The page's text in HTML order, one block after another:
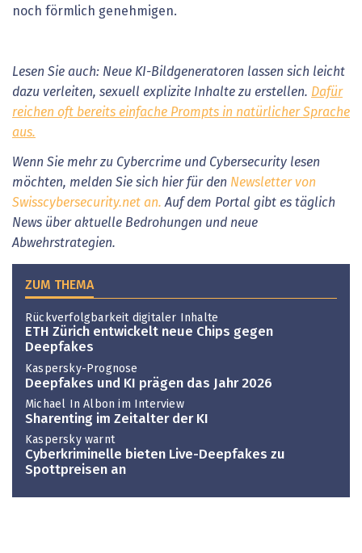
noch förmlich genehmigen.
Lesen Sie auch: Neue KI-Bildgeneratoren lassen sich leicht
dazu verleiten, sexuell explizite Inhalte zu erstellen. Dafür
reichen oft bereits einfache Prompts in natürlicher Sprache
aus.
Wenn Sie mehr zu Cybercrime und Cybersecurity lesen
möchten, melden Sie sich hier für den Newsletter von
Swisscybersecurity.net an. Auf dem Portal gibt es täglich
News über aktuelle Bedrohungen und neue
Abwehrstrategien.
ZUM THEMA
Rückverfolgbarkeit digitaler Inhalte
ETH Zürich entwickelt neue Chips gegen
Deepfakes
Kaspersky-Prognose
Deepfakes und KI prägen das Jahr 2026
Michael In Albon im Interview
Sharenting im Zeitalter der KI
Kaspersky warnt
Cyberkriminelle bieten Live-Deepfakes zu
Spottpreisen an